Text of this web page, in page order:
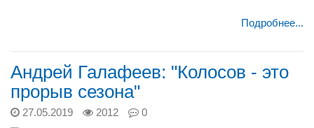
Подробнее...
Андрей Галафеев: "Колосов - это
прорыв сезона"
27.05.2019 2012 0